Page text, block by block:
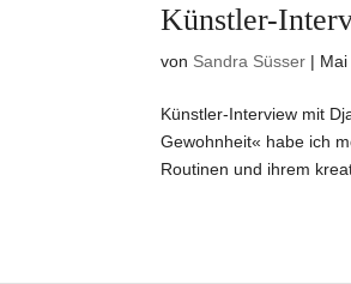
Künstler-
von Sandra Süsser |
Künstler-Interview mit
Gewohnheit« habe ich
Routinen und ihrem